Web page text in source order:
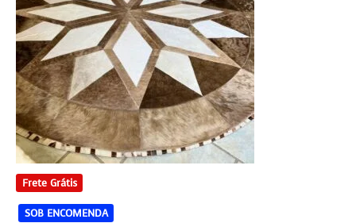
Frete Grátis
SOB ENCOMENDA